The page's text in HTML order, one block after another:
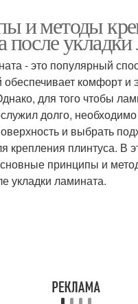
резинкой
помощи
плинтус Плинтус
и методы
после
- это популярный
обеспечивает комфорт и
для того чтобы
долго,
и выбрать
крепления плинтуса. В
принципы и
укладки ламината.